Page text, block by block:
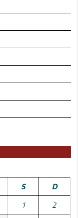
S D
1 2